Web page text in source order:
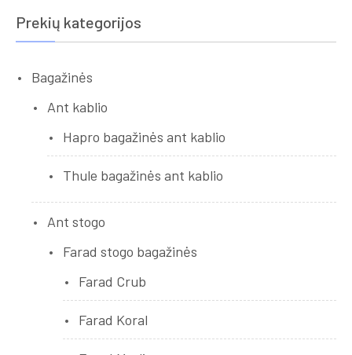
Prekių kategorijos
Bagažinės
Ant kablio
Hapro bagažinės ant kablio
Thule bagažinės ant kablio
Ant stogo
Farad stogo bagažinės
Farad Crub
Farad Koral